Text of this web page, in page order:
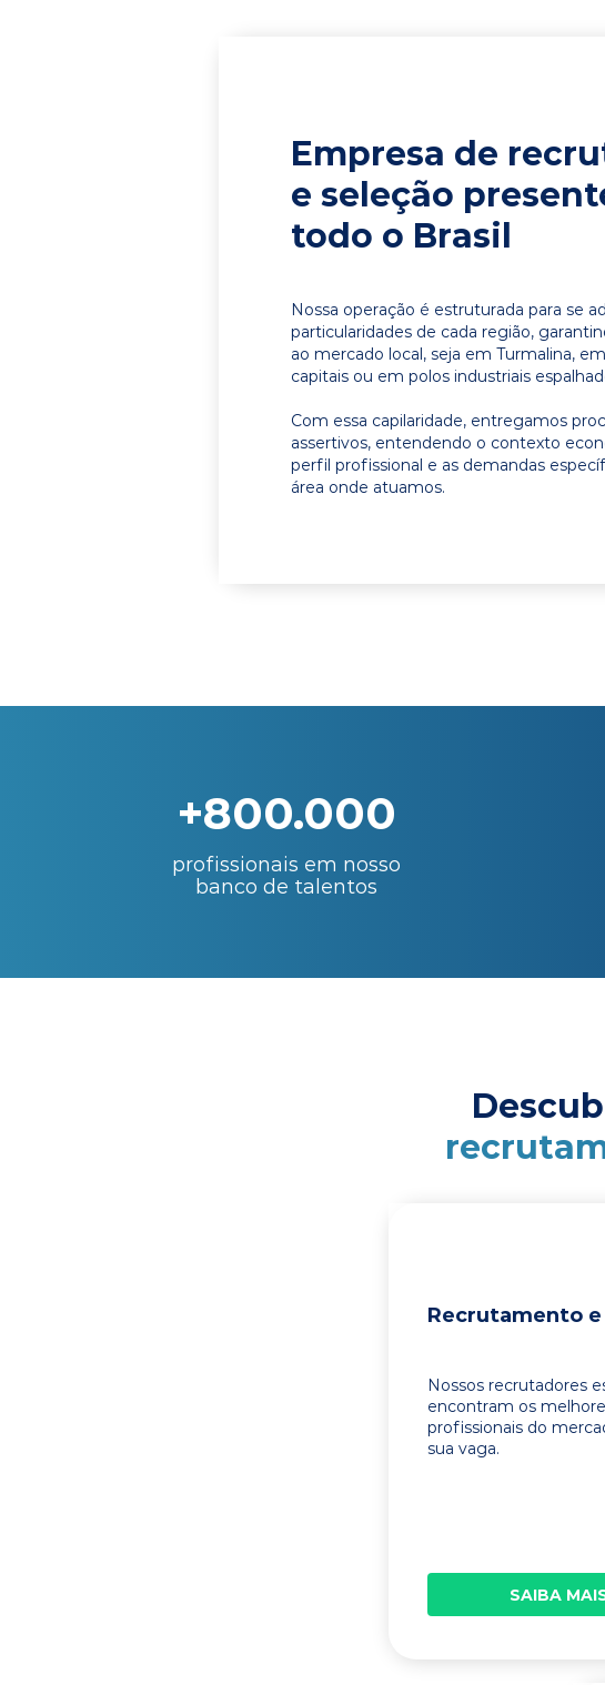
Empresa de
e seleção
todo o Brasil
Nossa operação é estruturada para se
particularidades de cada região,
ao mercado local, seja em Turmalina,
capitais ou em polos industriais
Com essa capilaridade, entregamos
assertivos, entendendo o contexto
perfil profissional e as demandas
área onde atuamos.
+800.000
profissionais em nosso
banco de talentos
Recrutamento
Nossos recrutadores
encontram os
profissionais do
sua vaga.
SAIBA